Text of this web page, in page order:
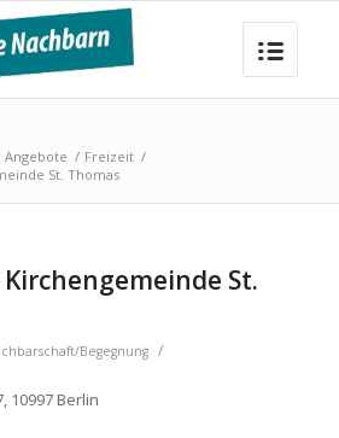
Angebote / Freizeit /
St. Thomas
St.
Begegnung /
10997 Berlin